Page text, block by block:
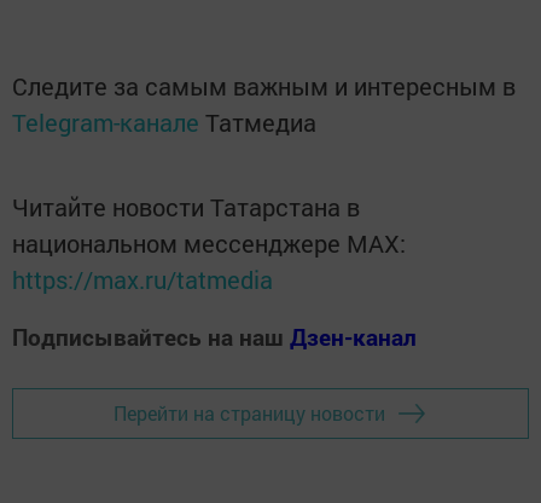
Следите за самым важным и интересным в
Telegram-канале Татмедиа
Читайте новости Татарстана в
национальном мессенджере MАХ:
https://max.ru/tatmedia
Подписывайтесь на наш Дзен-канал
Перейти на страницу новости